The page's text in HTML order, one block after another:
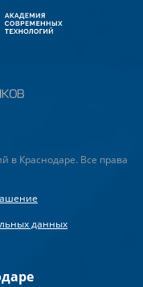
в Краснодаре. Все права
данных